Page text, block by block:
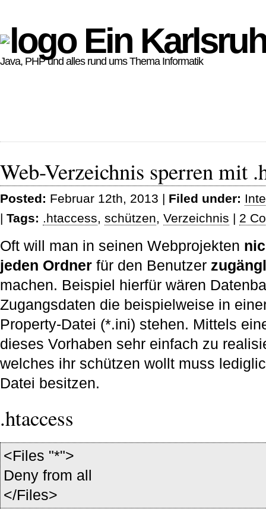
Ein
Java, PHP und alles rund ums Thema Informatik
Web-Verzeichnis sperren mit
Posted: Februar 12th, 2013 | Filed under:
| Tags: .htaccess, schützen, Verzeichnis | 2
Oft will man in seinen Webprojekten
jeden Ordner für den Benutzer
machen. Beispiel hierfür wären
Zugangsdaten die beispielweise in
Property-Datei (*.ini) stehen. Mittels
dieses Vorhaben sehr einfach zu
welches ihr schützen wollt muss
Datei besitzen.
.htaccess
<Files "*">
Deny from all
</Files>